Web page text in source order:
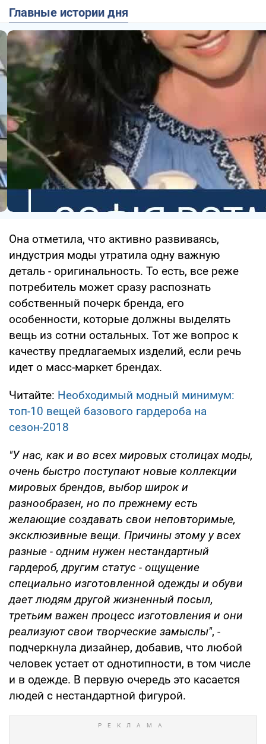
Главные истории дня
Она отметила, что активно развиваясь,
индустрия моды утратила одну важную
деталь - оригинальность. То есть, все реже
потребитель может сразу распознать
собственный почерк бренда, его
особенности, которые должны выделять
вещь из сотни остальных. Тот же вопрос к
качеству предлагаемых изделий, если речь
идет о масс-маркет брендах.
Читайте: Необходимый модный минимум:
топ-10 вещей базового гардероба на
сезон-2018
"У нас, как и во всех мировых столицах моды,
очень быстро поступают новые коллекции
мировых брендов, выбор широк и
разнообразен, но по прежнему есть
желающие создавать свои неповторимые,
эксклюзивные вещи. Причины этому у всех
разные - одним нужен нестандартный
гардероб, другим статус - ощущение
специально изготовленной одежды и обуви
дает людям другой жизненный посыл,
третьим важен процесс изготовления и они
реализуют свои творческие замыслы", -
подчеркнула дизайнер, добавив, что любой
человек устает от однотипности, в том числе
и в одежде. В первую очередь это касается
людей с нестандартной фигурой.